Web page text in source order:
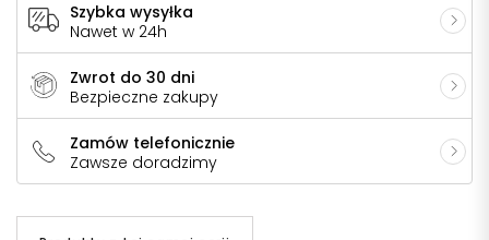
Szybka wysyłka
Nawet w 24h
Zwrot do 30 dni
Bezpieczne zakupy
Zamów telefonicznie
Zawsze doradzimy